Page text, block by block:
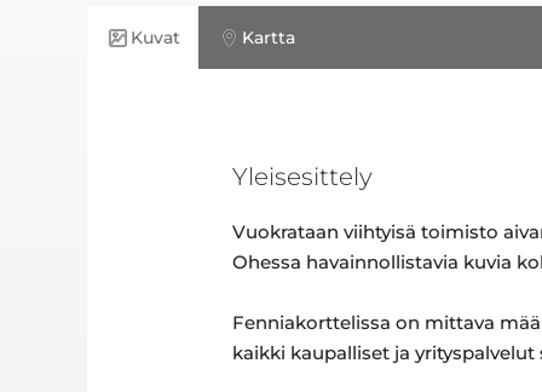
Kuvat Kartta
Yleisesittely
Vuokrataan viihtyisä toimisto
Ohessa havainnollistavia kuvia
Fenniakorttelissa on mittava
kaikki kaupalliset ja